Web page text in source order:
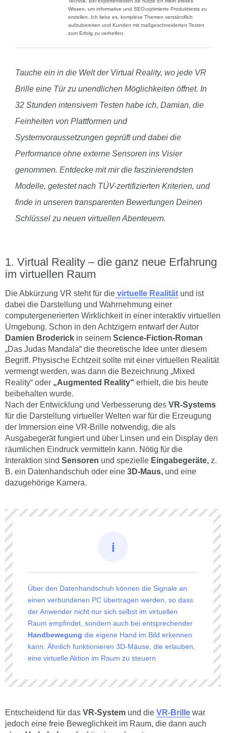
Wissen, um informative und SEO-optimierte Produkttests zu
erstellen. Ich liebe es, komplexe Themen verständlich
aufzubereiten und Kunden mit maßgeschneiderten Texten
zum Erfolg zu verhelfen.
Tauche ein in die Welt der Virtual Reality, wo jede VR
Brille eine Tür zu unendlichen Möglichkeiten öffnet. In
32 Stunden intensivem Testen habe ich, Damian, die
Feinheiten von Plattformen und
Systemvoraussetzungen geprüft und dabei die
Performance ohne externe Sensoren ins Visier
genommen. Entdecke mit mir die faszinierendsten
Modelle, getestet nach TÜV-zertifizierten Kriterien, und
finde in unseren transparenten Bewertungen Deinen
Schlüssel zu neuen virtuellen Abenteuern.
Virtual Reality – die ganz neue Erfahrung
im virtuellen Raum
Die Abkürzung VR steht für die virtuelle Realität und ist
dabei die Darstellung und Wahrnehmung einer
computergenerierten Wirklichkeit in einer interaktiv virtuellen
Umgebung. Schon in den Achtzigern entwarf der Autor
Damien Broderick in seinem Science-Fiction-Roman
„Das Judas Mandala“ die theoretische Idee unter diesem
Begriff. Physische Echtzeit sollte mit einer virtuellen Realität
vermengt werden, was dann die Bezeichnung „Mixed
Reality“ oder „Augmented Reality“ erhielt, die bis heute
beibehalten wurde.
Nach der Entwicklung und Verbesserung des VR-Systems
für die Darstellung virtueller Welten war für die Erzeugung
der Immersion eine VR-Brille notwendig, die als
Ausgabegerät fungiert und über Linsen und ein Display den
räumlichen Eindruck vermitteln kann. Nötig für die
Interaktion sind Sensoren und spezielle Eingabegeräte, z.
B. ein Datenhandschuh oder eine 3D-Maus, und eine
dazugehörige Kamera.
Über den Datenhandschuh können die Signale an
einen verbundenen PC übertragen werden, so dass
der Anwender nicht nur sich selbst im virtuellen
Raum empfindet, sondern auch bei entsprechender
Handbewegung die eigene Hand im Bild erkennen
kann. Ähnlich funktionieren 3D-Mäuse, die erlauben,
eine virtuelle Aktion im Raum zu steuern.
Entscheidend für das VR-System und die VR-Brille war
jedoch eine freie Beweglichkeit im Raum, die dann auch